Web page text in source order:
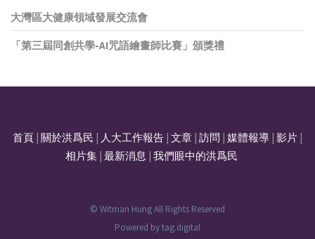
大灣區大健康領域發展交流會
「第三屆同創共學-AI咒語繪畫師比賽」頒獎禮
首頁 | 關於洪爲民 | 人大工作報告 | 文章 | 訪問 | 媒體報導 | 影片 |
相片集| 最新消息 | 我們眼中的洪爲民
© Witman Hung All Rights Reserved
Powered bytag.digital